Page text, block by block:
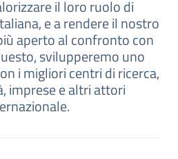
il loro ruolo di
e a rendere il nostro
aperto al confronto con
svilupperemo uno
i migliori centri di ricerca,
imprese e altri attori